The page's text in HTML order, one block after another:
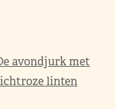
avondjurk met
linten